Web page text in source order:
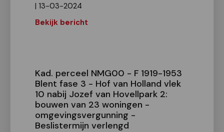
| 13-03-2024
Bekijk bericht
Kad. perceel NMG00 - F 1919-1953
Blent fase 3 - Hof van Holland vlek
10 nabij Jozef van Hovellpark 2:
bouwen van 23 woningen -
omgevingsvergunning -
Beslistermijn verlengd